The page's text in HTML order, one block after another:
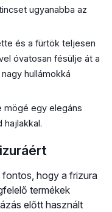
ugyanabba az
és a fürtök teljesen
óvatosan fésülje át a
hullámokká
mögé egy elegáns
hajlakkal.
fontos, hogy a frizura
termékek
előtt használt